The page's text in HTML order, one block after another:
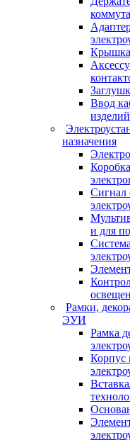
Крышка
Ввод
изделий
назначения
Сигнал
и для
Рамки,
ЭУИ
Рамка
Корпус